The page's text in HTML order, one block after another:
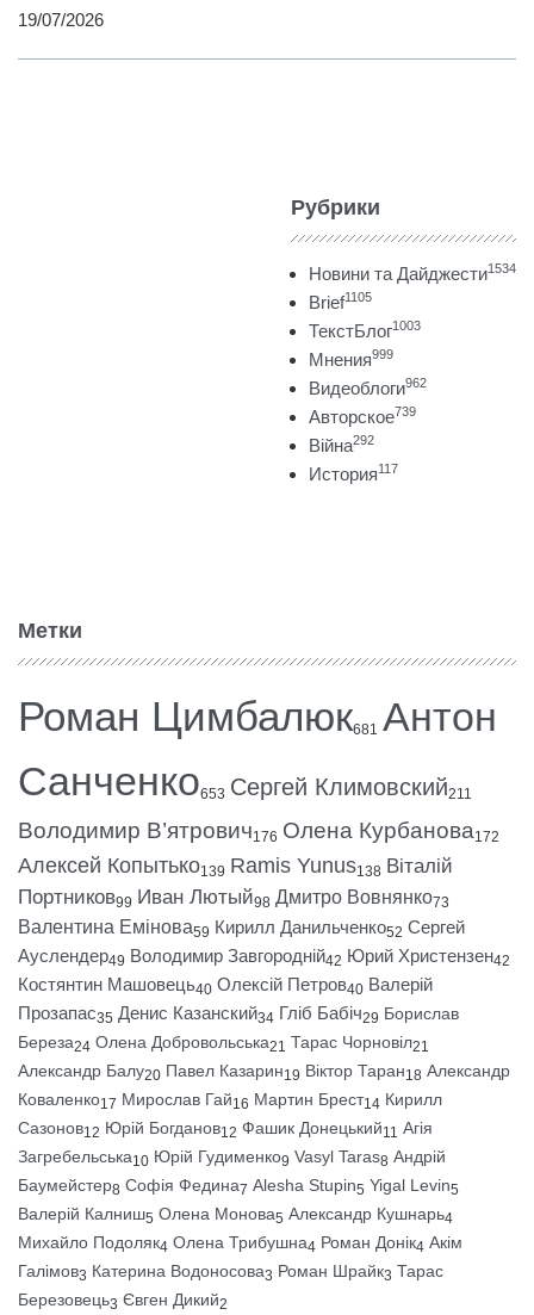
19/07/2026
Рубрики
Новини та Дайджести1534
Brief1105
ТекстБлог1003
Мнения999
Видеоблоги962
Авторское739
Війна292
История117
Метки
Роман Цимбалюк681 Антон
Санченко653 Сергей Климовский211
Володимир В’ятрович176 Олена Курбанова172
Алексей Копытько139 Ramis Yunus138 Віталій
Портников99 Иван Лютый98 Дмитро Вовнянко73
Валентина Емінова59 Кирилл Данильченко52 Сергей
Ауслендер49 Володимир Завгородній42 Юрий Христензен42
Костянтин Машовець40 Олексій Петров40 Валерій
Прозапас35 Денис Казанский34 Гліб Бабіч29 Борислав
Береза24 Олена Добровольська21 Тарас Чорновіл21
Александр Балу20 Павел Казарин19 Віктор Таран18 Александр
Коваленко17 Мирослав Гай16 Мартин Брест14 Кирилл
Сазонов12 Юрій Богданов12 Фашик Донецький11 Агія
Загребельська10 Юрій Гудименко9 Vasyl Taras8 Андрій
Баумейстер8 Софія Федина7 Alesha Stupin5 Yigal Levin5
Валерій Калниш5 Олена Монова5 Александр Кушнарь4
Михайло Подоляк4 Олена Трибушна4 Роман Донік4 Акім
Галімов3 Катерина Водоносова3 Роман Шрайк3 Тарас
Березовець3 Євген Дикий2